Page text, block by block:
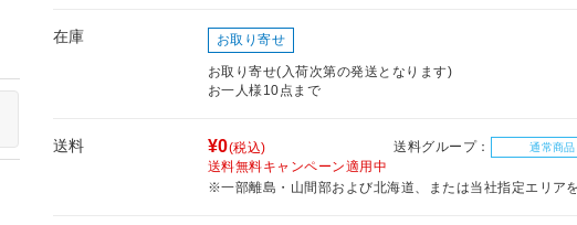
在庫 お取り寄せ
お取り寄せ(入荷次第の発送となります)
お一人様10点まで
送料 ¥0(税込) 送料グループ： 通常商品
送料無料キャンペーン適用中
※一部離島・山間部および北海道、または当社指定エリア